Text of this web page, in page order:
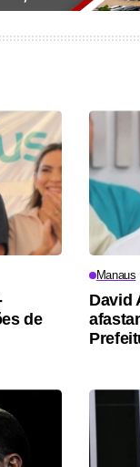
de
Manaus
David